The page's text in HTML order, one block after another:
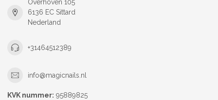
Overhoven 105
6136 EC Sittard
Nederland
+31464512389
info@magicnails.nl
KVK nummer: 95889825